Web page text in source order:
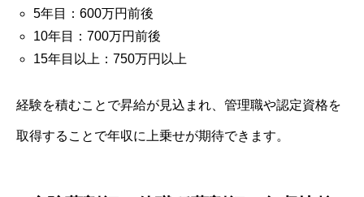
5年目：600万円前後
10年目：700万円前後
15年目以上：750万円以上
経験を積むことで昇給が見込まれ、管理職や認定資格を
取得することで年収に上乗せが期待できます。